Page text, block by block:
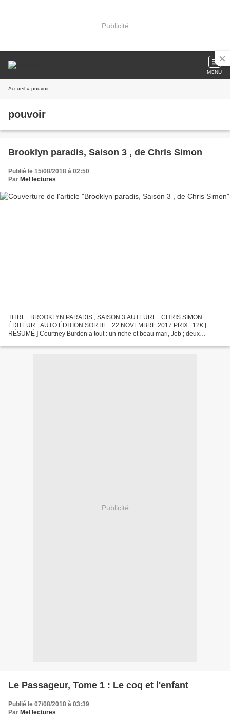
Publicité
MENU
Accueil » pouvoir
pouvoir
Brooklyn paradis, Saison 3 , de Chris Simon
Publié le 15/08/2018 à 02:50
Par Mel lectures
TITRE : BROOKLYN PARADIS , SAISON 3 AUTEURE : CHRIS SIMON
ÉDITEUR : AUTO ÉDITION SORTIE : 22 NOVEMBRE 2017 PRIX : 12€ [
RÉSUMÉ ] Courtney Burden a tout : un riche et beau mari, Jeb ; deux
Publicité
Le Passageur, Tome 1 : Le coq et l'enfant
Publié le 07/08/2018 à 03:39
Par Mel lectures